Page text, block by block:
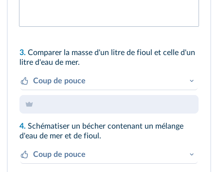
3. Comparer la masse d'un litre de fioul et celle d'un
litre d'eau de mer.
Coup de pouce
D'après les données fournies, 1 L d'eau de mer
dire quelle est celle qui est supérieure ou
inférieure à l'autre. Deux valeurs peuvent aussi
4. Schématiser un bécher contenant un mélange
d'eau de mer et de fioul.
Coup de pouce